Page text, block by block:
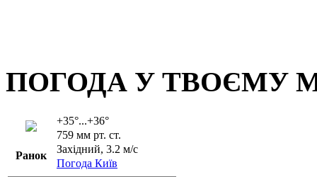
ПОГОДА У ТВОЄМУ
+35°...+36°
759 мм рт. ст.
Західний, 3.2 м/с
Погода Київ
Ранок